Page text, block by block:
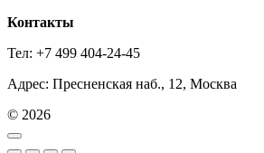
Контакты
Тел: +7 499 404-24-45
Адрес: Пресненская наб., 12, Москва
© 2026